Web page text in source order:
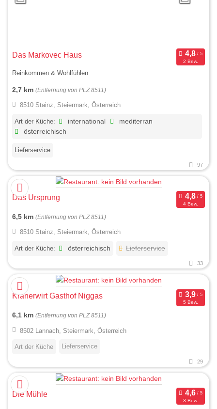
Das Markovec Haus
2 Bew.
Reinkommen & Wohlfühlen
2,7 km (Entfernung von PLZ 8511)
8510 Stainz, Steiermark, Österreich
Art der Küche: international
mediterran
österreichisch
Lieferservice
97
Das Ursprung
4 Bew.
6,5 km (Entfernung von PLZ 8511)
8510 Stainz, Steiermark, Österreich
Art der Küche: österreichisch Lieferservice
33
Kranerwirt Gasthof Niggas
5 Bew.
6,1 km (Entfernung von PLZ 8511)
8502 Lannach, Steiermark, Österreich
Art der Küche Lieferservice
29
Die Mühle
3 Bew.